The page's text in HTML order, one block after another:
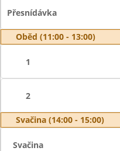
Přesnídávka
Oběd (11:00 - 13:00)
1
2
Svačina (14:00 - 15:00)
Svačina